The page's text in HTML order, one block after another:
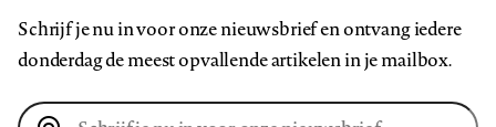
Schrijf je nu in voor onze nieuwsbrief en ontvang iedere
donderdag de meest opvallende artikelen in je mailbox.